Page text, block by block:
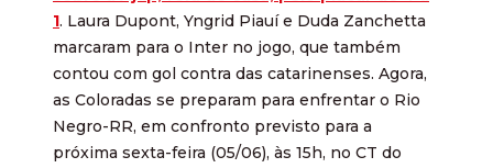
1. Laura Dupont, Yngrid Piauí e Duda Zanchetta
marcaram para o Inter no jogo, que também
contou com gol contra das catarinenses. Agora,
as Coloradas se preparam para enfrentar o Rio
Negro-RR, em confronto previsto para a
próxima sexta-feira (05/06), às 15h, no CT do